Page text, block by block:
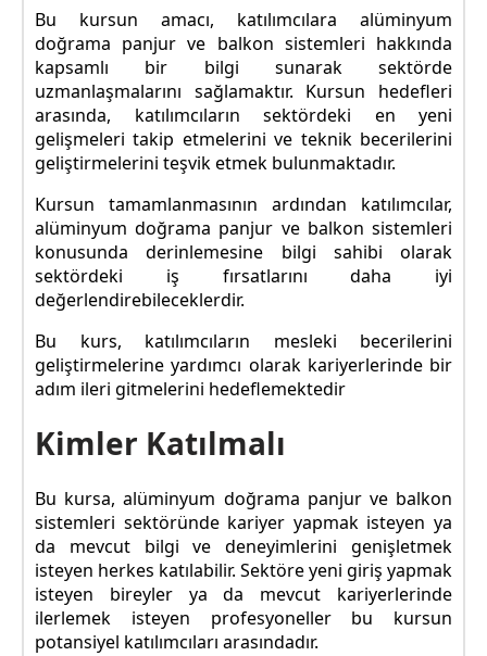
Bu kursun amacı, katılımcılara alüminyum
doğrama panjur ve balkon sistemleri hakkında
kapsamlı bir bilgi sunarak sektörde
uzmanlaşmalarını sağlamaktır. Kursun hedefleri
arasında, katılımcıların sektördeki en yeni
gelişmeleri takip etmelerini ve teknik becerilerini
geliştirmelerini teşvik etmek bulunmaktadır.
Kursun tamamlanmasının ardından katılımcılar,
alüminyum doğrama panjur ve balkon sistemleri
konusunda derinlemesine bilgi sahibi olarak
sektördeki iş fırsatlarını daha iyi
değerlendirebileceklerdir.
Bu kurs, katılımcıların mesleki becerilerini
geliştirmelerine yardımcı olarak kariyerlerinde bir
adım ileri gitmelerini hedeflemektedir
Kimler Katılmalı
Bu kursa, alüminyum doğrama panjur ve balkon
sistemleri sektöründe kariyer yapmak isteyen ya
da mevcut bilgi ve deneyimlerini genişletmek
isteyen herkes katılabilir. Sektöre yeni giriş yapmak
isteyen bireyler ya da mevcut kariyerlerinde
ilerlemek isteyen profesyoneller bu kursun
potansiyel katılımcıları arasındadır.